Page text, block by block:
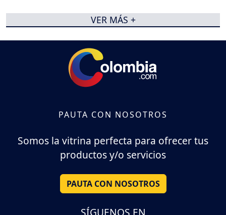
VER MÁS +
PAUTA CON NOSOTROS
Somos la vitrina perfecta para ofrecer tus
productos y/o servicios
PAUTA CON NOSOTROS
SÍGUENOS EN